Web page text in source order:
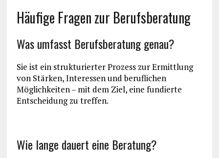
Häufige Fragen zur Berufsberatung
Was umfasst Berufsberatung genau?
Sie ist ein strukturierter Prozess zur Ermittlung
von Stärken, Interessen und beruflichen
Möglichkeiten – mit dem Ziel, eine fundierte
Entscheidung zu treffen.
Wie lange dauert eine Beratung?